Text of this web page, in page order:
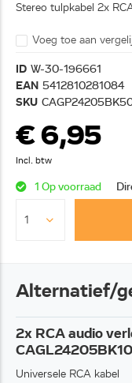
Stereo tulpkabel 2x
Voeg toe aan
ID W-30-196661
EAN 5412810281084
SKU
€ 6,95
Incl. btw
1 Op voorraad
Alternatief/
2x RCA audio
Universele RCA kabel